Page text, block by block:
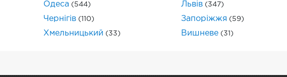
Одеса (544) Львів (347)
Чернігів (110) Запоріжжя (59)
Хмельницький (33) Вишневе (31)